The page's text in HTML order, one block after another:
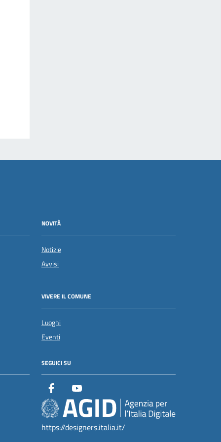
NOVITÀ
Notizie
Avvisi
VIVERE IL COMUNE
Luoghi
Eventi
SEGUICI SU
https://designers.italia.it/